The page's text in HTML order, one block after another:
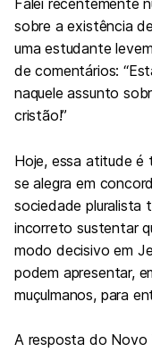
Falei recentemente
sobre a existência
uma estudante
de comentários:
naquele assunto
cristão!”
Hoje, essa atitude é
se alegra em
sociedade pluralista
incorreto sustentar
modo decisivo em
podem apresentar,
muçulmanos, para
A resposta do Novo